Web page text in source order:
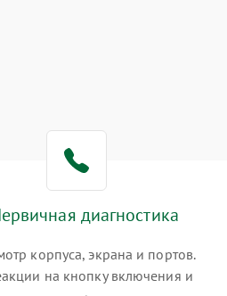
охлаждения
диагностика
корпуса, экрана и портов.
на кнопку включения и